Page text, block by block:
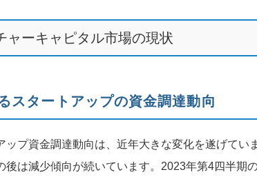
ャーキャピタル市場の現状
スタートアップの資金調達動向
ップ資金調達動向は、近年大きな変化を遂げて
後は減少傾向が続いています。2023年第4四半期